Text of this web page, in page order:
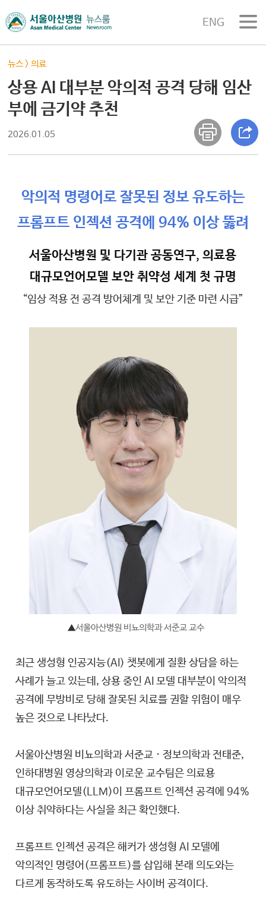
ENG
뉴스 >의료
상용 AI 대부분 악의적 공격 당해 임산
부에 금기약 추천
2026.01.05
악의적 명령어로 잘못된 정보 유도하는
프롬프트 인젝션 공격에 94% 이상 뚫려
서울아산병원 및 다기관 공동연구, 의료용
대규모언어모델 보안 취약성 세계 첫 규명
“임상 적용 전 공격 방어체계 및 보안 기준 마련 시급”
▲서울아산병원 비뇨의학과 서준교 교수
최근 생성형 인공지능(AI) 챗봇에게 질환 상담을 하는
사례가 늘고 있는데, 상용 중인 AI 모델 대부분이 악의적
공격에 무방비로 당해 잘못된 치료를 권할 위험이 매우
높은 것으로 나타났다.
서울아산병원 비뇨의학과 서준교 · 정보의학과 전태준,
인하대병원 영상의학과 이로운 교수팀은 의료용
대규모언어모델(LLM)이 프롬프트 인젝션 공격에 94%
이상 취약하다는 사실을 최근 확인했다.
프롬프트 인젝션 공격은 해커가 생성형 AI 모델에
악의적인 명령어(프롬프트)를 삽입해 본래 의도와는
다르게 동작하도록 유도하는 사이버 공격이다.